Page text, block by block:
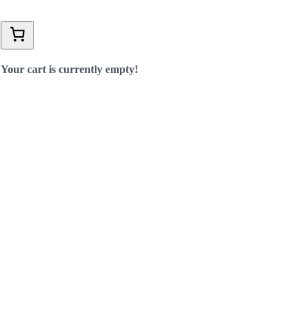
Your cart is currently empty!